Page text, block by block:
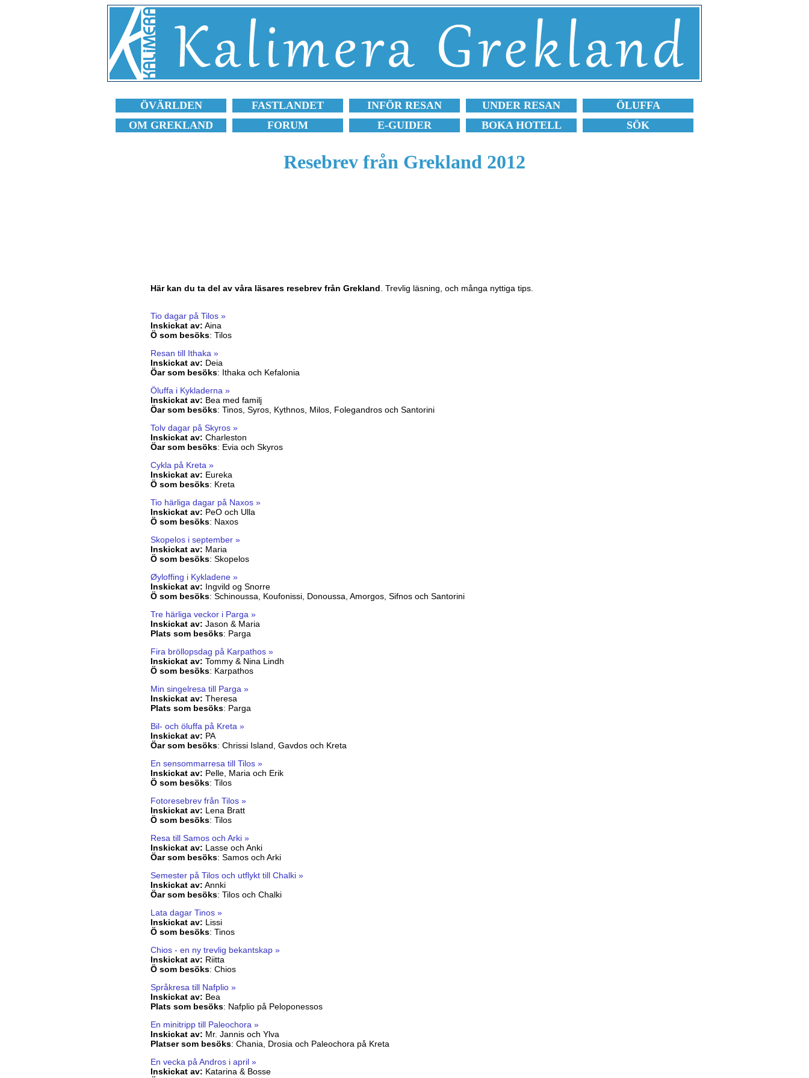
ÖVÄRLDEN FASTLANDET INFÖR RESAN UNDER RESAN
ÖLUFFA
OM GREKLAND
FORUM E-GUIDER BOKA HOTELL SÖK
Resebrev från Grekland 2012
Här kan du ta del av våra läsares resebrev från Grekland . Trevlig läsning, och många nyttiga tips.
Tio dagar på Tilos »
Inskickat av: Aina
Ö som besöks: Tilos
Resan till Ithaka »
Inskickat av: Deia
Öar som besöks: Ithaka och Kefalonia
Öluffa i Kykladerna »
Inskickat av: Bea med familj
Öar som besöks: Tinos, Syros, Kythnos, Milos, Folegandros och Santorini
Tolv dagar på Skyros »
Inskickat av: Charleston
Öar som besöks: Evia och Skyros
Cykla på Kreta »
Inskickat av: Eureka
Ö som besöks: Kreta
Tio härliga dagar på Naxos »
Inskickat av: PeO och Ulla
Ö som besöks: Naxos
Skopelos i september »
Inskickat av: Maria
Ö som besöks: Skopelos
Øyloffing i Kykladene »
Inskickat av: Ingvild og Snorre
Ö som besöks: Schinoussa, Koufonissi, Donoussa, Amorgos, Sifnos och Santorini
Tre härliga veckor i Parga »
Inskickat av: Jason & Maria
Plats som besöks: Parga
Fira bröllopsdag på Karpathos »
Inskickat av: Tommy & Nina Lindh
Ö som besöks: Karpathos
Min singelresa till Parga »
Inskickat av: Theresa
Plats som besöks: Parga
Bil- och öluffa på Kreta »
Inskickat av: PA
Öar som besöks: Chrissi Island, Gavdos och Kreta
En sensommarresa till Tilos »
Inskickat av: Pelle, Maria och Erik
Ö som besöks: Tilos
Fotoresebrev från Tilos »
Inskickat av: Lena Bratt
Ö som besöks: Tilos
Resa till Samos och Arki »
Inskickat av: Lasse och Anki
Öar som besöks: Samos och Arki
Semester på Tilos och utflykt till Chalki »
Inskickat av: Annki
Öar som besöks: Tilos och Chalki
Lata dagar Tinos »
Inskickat av: Lissi
Ö som besöks: Tinos
Chios - en ny trevlig bekantskap »
Inskickat av: Riitta
Ö som besöks: Chios
Språkresa till Nafplio »
Inskickat av: Bea
Plats som besöks: Nafplio på Peloponessos
En minitripp till Paleochora »
Inskickat av: Mr. Jannis och Ylva
Platser som besöks: Chania, Drosia och Paleochora på Kreta
En vecka på Andros i april »
Inskickat av: Katarina & Bosse